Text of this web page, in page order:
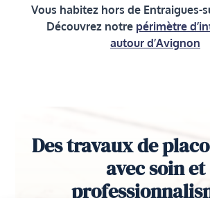
Vous habitez hors de Entraigues-
Découvrez notre périmètre
autour d’Avignon
Des travaux de
avec soin et